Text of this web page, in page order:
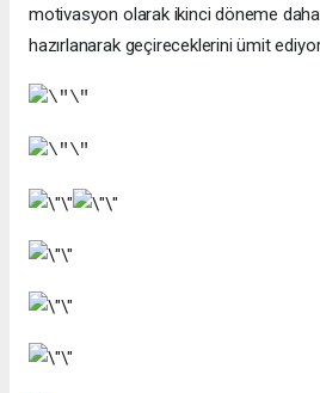
motivasyon olarak ikinci döneme
hazırlanarak geçireceklerini ümit